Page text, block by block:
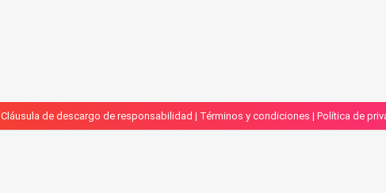
Cláusula de descargo de responsabilidad | Términos y condiciones | Política de